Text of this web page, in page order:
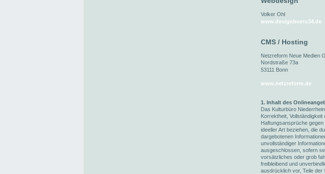
Volker Ohl
www.designbuero34.de
CMS / Hosting
Netzreform Neue Medien
Nordstraße 73a
53111 Bonn
www.netzreform.de
1. Inhalt des
Das Kulturbüro
Korrektheit, Vollständigkeit
Haftungsansprüche
ideeller Art beziehen, die
dargebotenen
unvollständiger
ausgeschlossen, sofern
vorsätzliches oder grob
freibleibend und
ausdrücklich vor, Teile der